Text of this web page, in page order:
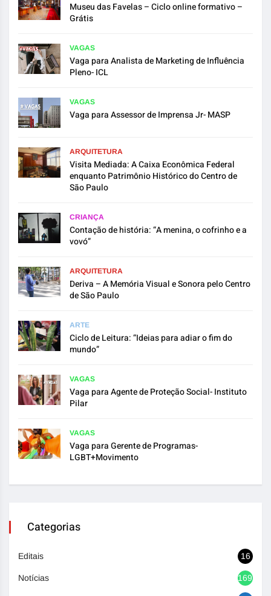
Museu das Favelas – Ciclo online formativo –
Grátis
VAGAS
Vaga para Analista de Marketing de Influência
Pleno- ICL
VAGAS
Vaga para Assessor de Imprensa Jr- MASP
ARQUITETURA
Visita Mediada: A Caixa Econômica Federal
enquanto Patrimônio Histórico do Centro de
São Paulo
CRIANÇA
Contação de história: “A menina, o cofrinho e a
vovó”
ARQUITETURA
Deriva – A Memória Visual e Sonora pelo Centro
de São Paulo
ARTE
Ciclo de Leitura: “Ideias para adiar o fim do
mundo”
VAGAS
Vaga para Agente de Proteção Social- Instituto
Pilar
VAGAS
Vaga para Gerente de Programas-
LGBT+Movimento
Categorias
Editais 16
Notícias 1692